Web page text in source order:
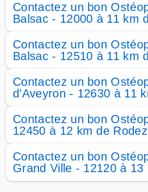
Contactez un bon
Balsac - 12000 à 11 km
Contactez un bon
Balsac - 12510 à 11 km
Contactez un bon
d'Aveyron - 12630 à 11
Contactez un bon
12450 à 12 km de Rodez
Contactez un bon
Grand Ville - 12120 à 13